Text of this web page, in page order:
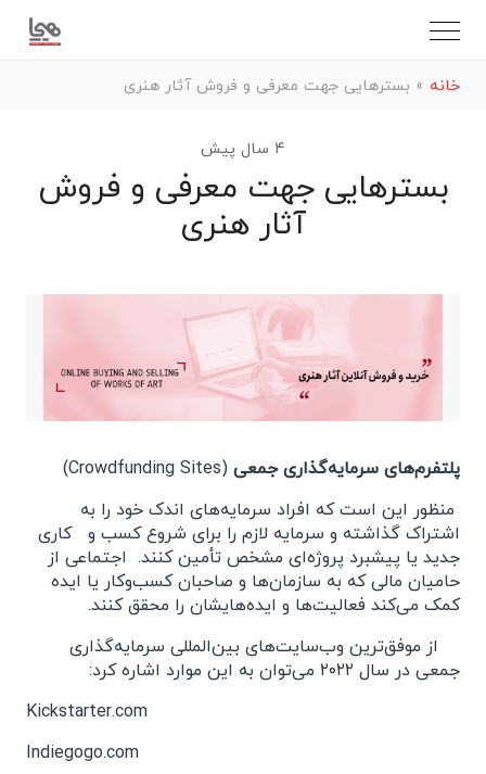
خانه » بسترهایی جهت معرفی و فروش آثار هنری
4 سال پیش
بسترهایی جهت معرفی و فروش
آثار هنری
پلتفرم‌های سرمایه‌گذاری جمعی(Crowdfunding Sites)
منظور این است که افراد سرمایه‌های اندک خود را به
اشتراک گذاشته و سرمایه‌ لازم را برای شروع کسب و کاری
جدید یا پیشبرد پروژه‌ای مشخص تأمین کنند. اجتماعی از
حامیان مالی که به سازمان‌ها و صاحبان کسب‌وکار یا ایده
کمک می‌کند فعالیت‌ها و ایده‌هایشان را محقق کنند.
از موفق‌ترین وب‌سایت‌های بین‌المللی سرمایه‌گذاری
جمعی در سال ۲۰۲۲ می‌توان به این موارد اشاره کرد:
Kickstarter.com
Indiegogo.com